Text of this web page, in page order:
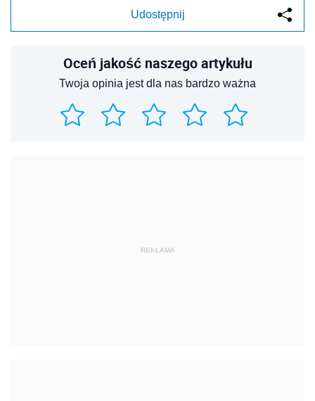
Udostępnij
Oceń jakość naszego artykułu
Twoja opinia jest dla nas bardzo ważna
REKLAMA